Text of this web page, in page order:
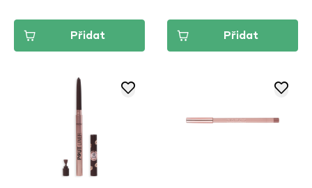
Přidat Přidat